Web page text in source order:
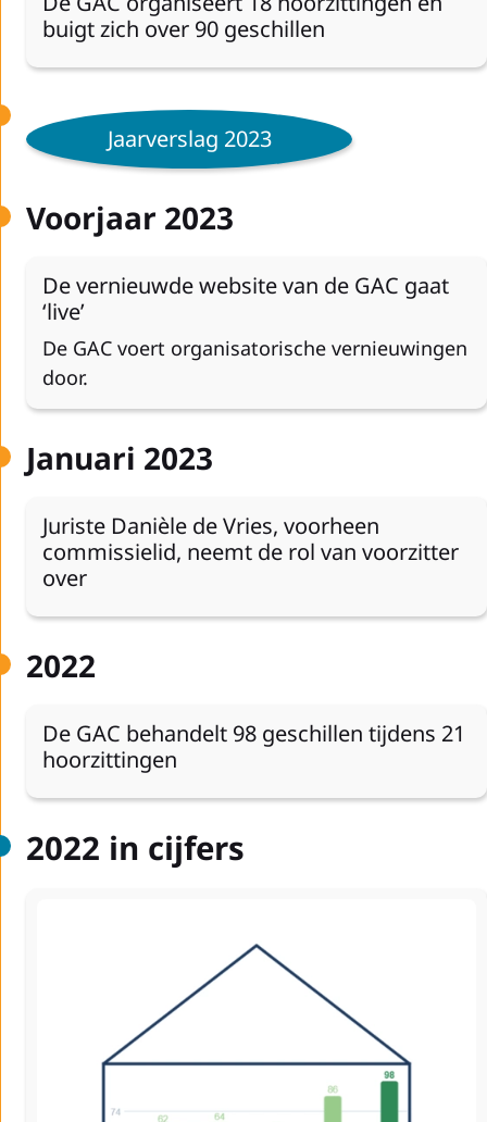
buigt zich over 90 geschillen
Jaarverslag 2023
Voorjaar 2023
De vernieuwde website van de GAC gaat
‘live’
De GAC voert organisatorische vernieuwingen
door.
Januari 2023
Juriste Danièle de Vries, voorheen
commissielid, neemt de rol van voorzitter
over
2022
De GAC behandelt 98 geschillen tijdens 21
hoorzittingen
2022 in cijfers